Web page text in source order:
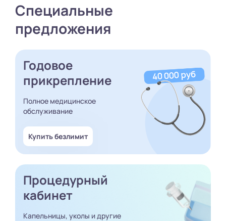
Специальные
предложения
Годовое
прикрепление
Полное медицинское
обслуживание
Купить безлимит
Процедурный
кабинет
Капельницы, уколы и другие